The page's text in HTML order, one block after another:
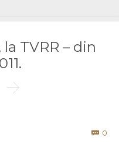
TVRR – din

 0